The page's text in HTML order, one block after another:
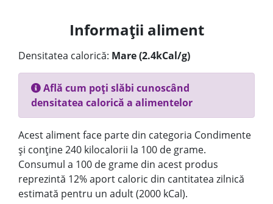
Informații aliment
Densitatea calorică: Mare (2.4kCal/g)
Află cum poți slăbi cunoscând
densitatea calorică a alimentelor
Acest aliment face parte din categoria Condimente
și conține 240 kilocalorii la 100 de grame.
Consumul a 100 de grame din acest produs
reprezintă 12% aport caloric din cantitatea zilnică
estimată pentru un adult (2000 kCal).